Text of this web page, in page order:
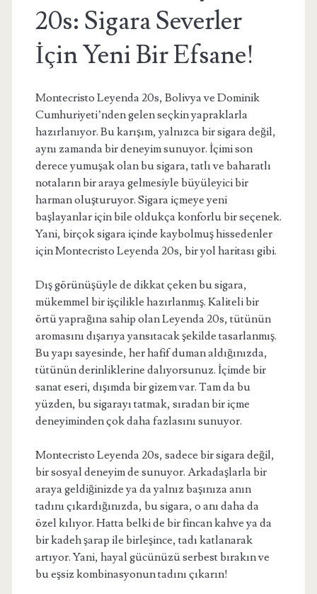
20s: Sigara Severler
İçin Yeni Bir Efsane!
Montecristo Leyenda 20s, Bolivya ve Dominik
Cumhuriyeti’nden gelen seçkin yapraklarla
hazırlanıyor. Bu karışım, yalnızca bir sigara değil,
aynı zamanda bir deneyim sunuyor. İçimi son
derece yumuşak olan bu sigara, tatlı ve baharatlı
notaların bir araya gelmesiyle büyüleyici bir
harman oluşturuyor. Sigara içmeye yeni
başlayanlar için bile oldukça konforlu bir seçenek.
Yani, birçok sigara içinde kaybolmuş hissedenler
için Montecristo Leyenda 20s, bir yol haritası gibi.
Dış görünüşüyle de dikkat çeken bu sigara,
mükemmel bir işçilikle hazırlanmış. Kaliteli bir
örtü yaprağına sahip olan Leyenda 20s, tütünün
aromasını dışarıya yansıtacak şekilde tasarlanmış.
Bu yapı sayesinde, her hafif duman aldığınızda,
tütünün derinliklerine dalıyorsunuz. İçimde bir
sanat eseri, dışımda bir gizem var. Tam da bu
yüzden, bu sigarayı tatmak, sıradan bir içme
deneyiminden çok daha fazlasını sunuyor.
Montecristo Leyenda 20s, sadece bir sigara değil,
bir sosyal deneyim de sunuyor. Arkadaşlarla bir
araya geldiğinizde ya da yalnız başınıza anın
tadını çıkardığınızda, bu sigara, o anı daha da
özel kılıyor. Hatta belki de bir fincan kahve ya da
bir kadeh şarap ile birleşince, tadı katlanarak
artıyor. Yani, hayal gücünüzü serbest bırakın ve
bu eşsiz kombinasyonun tadını çıkarın!